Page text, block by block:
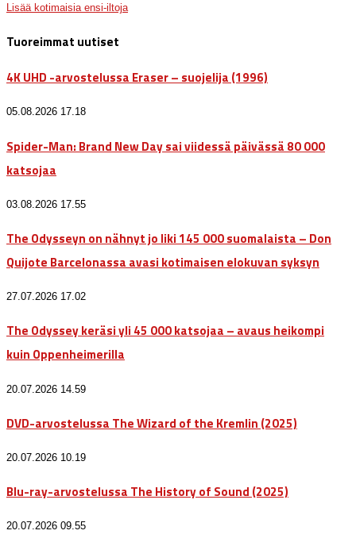
Lisää kotimaisia ensi-iltoja
Tuoreimmat uutiset
4K UHD -arvostelussa Eraser – suojelija (1996)
05.08.2026 17.18
Spider-Man: Brand New Day sai viidessä päivässä 80 000
katsojaa
03.08.2026 17.55
The Odysseyn on nähnyt jo liki 145 000 suomalaista – Don
Quijote Barcelonassa avasi kotimaisen elokuvan syksyn
27.07.2026 17.02
The Odyssey keräsi yli 45 000 katsojaa – avaus heikompi
kuin Oppenheimerilla
20.07.2026 14.59
DVD-arvostelussa The Wizard of the Kremlin (2025)
20.07.2026 10.19
Blu-ray-arvostelussa The History of Sound (2025)
20.07.2026 09.55